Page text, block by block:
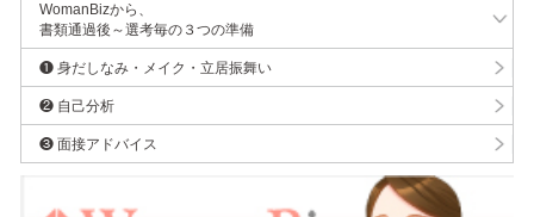
WomanBizから、
書類通過後～選考毎の３つの準備
❶ 身だしなみ・メイク・立居振舞い
❷ 自己分析
❸ 面接アドバイス